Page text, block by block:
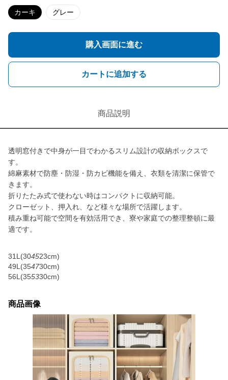
カーキ グレー
購入画面に進む
カートに追加する
商品説明
透明窓付きで中身が一目でわかるスリム設計の収納ボックスで
す。
綿麻素材で防塵・防湿・防カビ機能を備え、衣類を清潔に保管で
きます。
折りたたみ式で使わない時はコンパクトに収納可能。
クローゼット、押入れ、など様々な場所で活躍します。
積み重ね可能で空間を有効活用でき、寮や家庭での整理整頓に最
適です。
31L(304523cm)
49L(354730cm)
56L(355330cm)
商品画像